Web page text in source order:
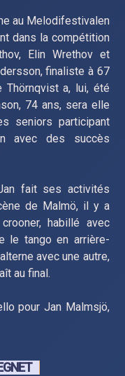
au Melodifestivalen
dans la compétition
Elin Wrethov et
finaliste à 67
a, lui, été
74 ans, sera elle
seniors participant
avec des succès
fait ses activités
de Malmö, il y a
habillé avec
le tango en arrière-
avec une autre,
au final.
pour Jan Malmsjö,